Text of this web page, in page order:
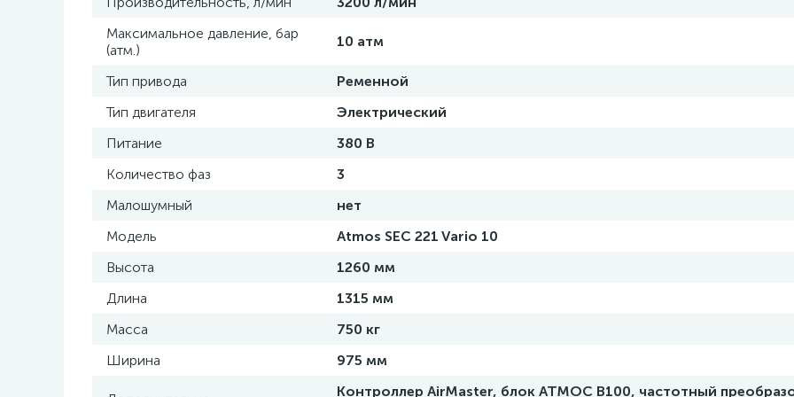
Максимальное давление, бар
(атм.)
10 атм
Тип привода
Ременной
Тип двигателя
Электрический
Питание
380 В
Количество фаз
3
Малошумный
нет
Модель
Atmos SEC 221 Vario 10
Высота
1260 мм
Длина
1315 мм
Масса
750 кг
Ширина
975 мм
Контроллер AirMaster, блок АТМОС B100, частотный